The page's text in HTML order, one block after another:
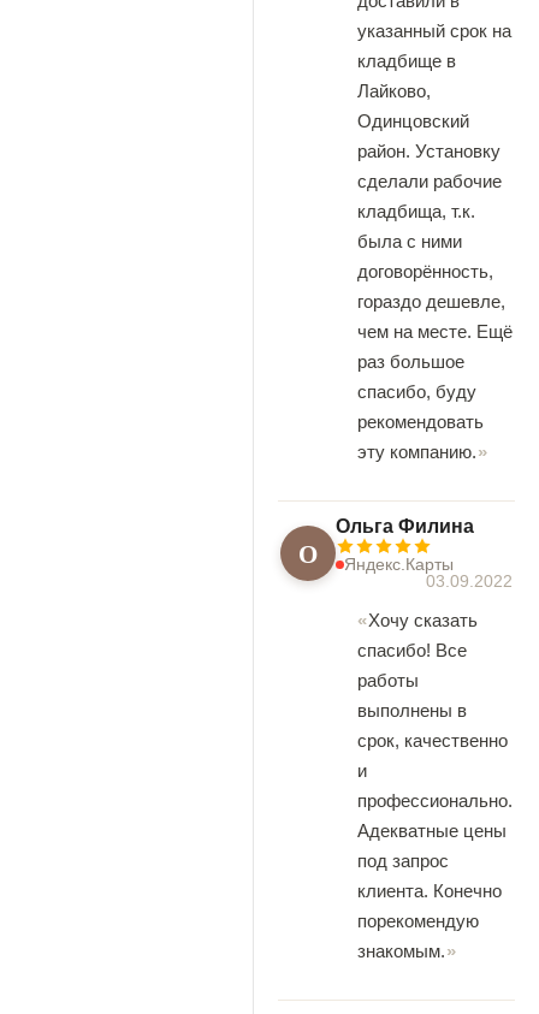
указанный срок на
кладбище в
Лайково,
Одинцовский
район. Установку
сделали рабочие
кладбища, т.к.
была с ними
договорённость,
гораздо дешевле,
чем на месте. Ещё
раз большое
спасибо, буду
рекомендовать
эту компанию.
О
Ольга Филина
Яндекс.Карты
03.09.2022
Хочу сказать
спасибо! Все
работы
выполнены в
срок, качественно
и
профессионально.
Адекватные цены
под запрос
клиента. Конечно
порекомендую
знакомым.